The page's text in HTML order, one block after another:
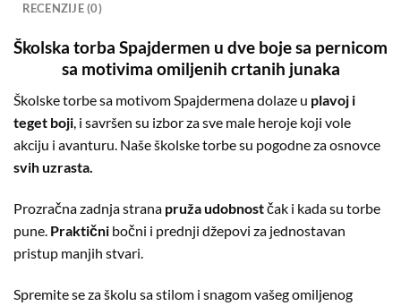
RECENZIJE (0)
Školska torba Spajdermen u dve boje sa pernicom
sa motivima omiljenih crtanih junaka
Školske torbe sa motivom Spajdermena dolaze u plavoj i
teget boji, i savršen su izbor za sve male heroje koji vole
akciju i avanturu. Naše školske torbe su pogodne za osnovce
svih uzrasta.
Prozračna zadnja strana pruža udobnostčak i kada su torbe
pune. Praktični bočni i prednji džepovi za jednostavan
pristup manjih stvari.
Spremite se za školu sa stilom i snagom vašeg omiljenog